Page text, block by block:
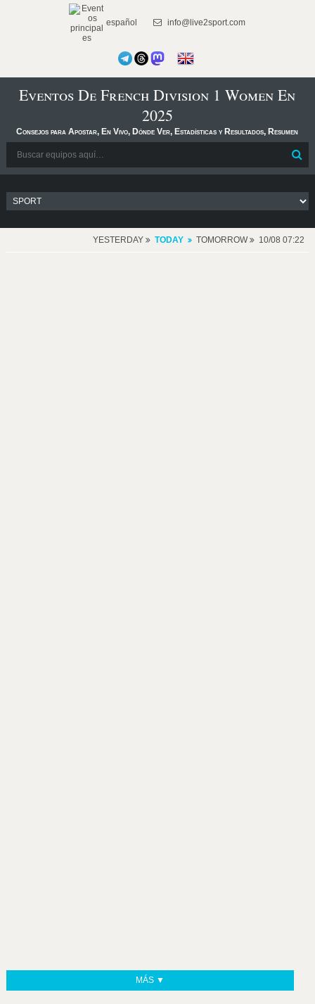
español info@live2sport.com
Eventos De French Division 1 Women En
2025
Consejos para Apostar, En Vivo, Dónde Ver, Estadísticas y Resultados, Resumen
YESTERDAY TODAY TOMORROW 10/08 07:22
MÁS ▼